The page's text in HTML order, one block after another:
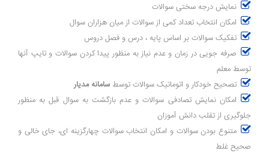
نمایش درجه سختی سوالات
امکان انتخاب تعداد کمی از سوالات از میان هزاران سوال
تفکیک سوالات بر اساس پایه ، درس و فصل دروس
صرفه جویی در زمان و عدم نیاز به منظور پیدا کردن سوالات و تایپ آنها
توسط معلم
تصحیح خودکار و اتوماتیک سوالات توسط سامانه مدیار
امکان نمایش تصادفی سوالات و عدم بازگشت به سوال قبل به منظور
جلوگیری از تقلب دانش آموزان
متنوع بودن سوالات و امکان انتخاب سوالات چهارگزینه ای، جای خالی و
صحیح غلط